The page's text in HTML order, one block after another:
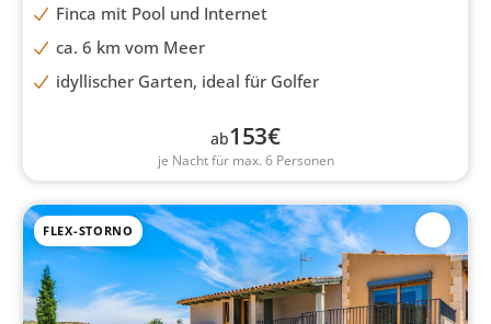
Finca mit Pool und Internet
ca. 6 km vom Meer
idyllischer Garten, ideal für Golfer
ab153€
je Nacht für max. 6 Personen
FLEX-STORNO